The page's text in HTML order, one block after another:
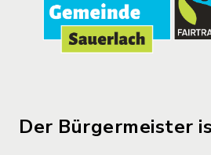
Der Bürgermeister